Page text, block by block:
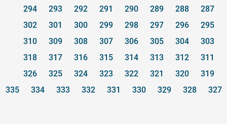
287
288
289
290
291
292
293
294
295
296
297
298
299
300
301
302
303
304
305
306
307
308
309
310
311
312
313
314
315
316
317
318
319
320
321
322
323
324
325
326
327
328
329
330
331
332
333
334
335